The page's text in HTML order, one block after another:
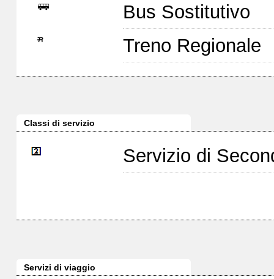
Bus Sostitutivo
Treno Regionale
Classi di servizio
Servizio di
Servizi di viaggio